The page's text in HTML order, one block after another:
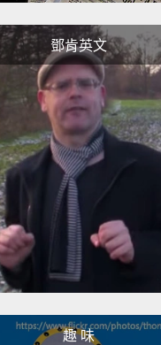
鄧肯英文
趣 味